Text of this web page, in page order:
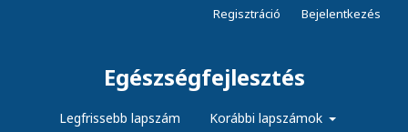
Egészségfejlesztés
Legfrissebb lapszám Korábbi lapszámok
Regisztráció Bejelentkezés